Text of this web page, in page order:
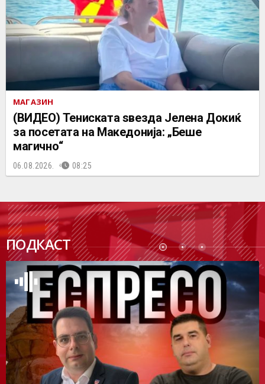
МАГАЗИН
(ВИДЕО) Тениската ѕвезда Јелена Докиќ
за посетата на Македонија: „Беше
магично“
06.08.2026. 08:25
ПОДКАСТ
ПОДК
АСТ